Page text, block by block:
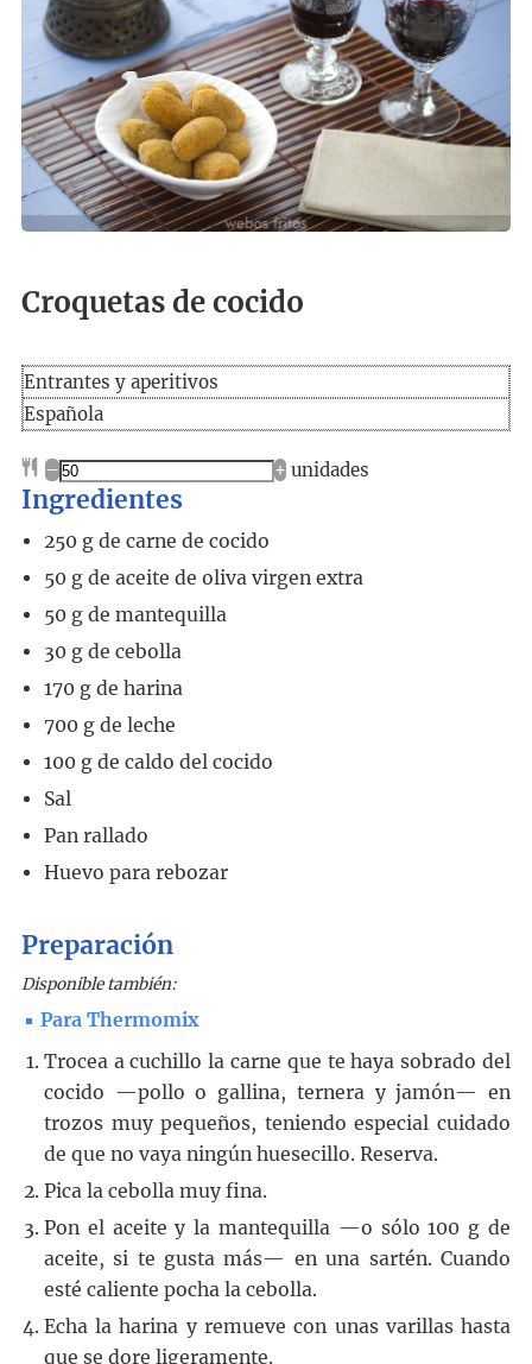
Croquetas de cocido
Entrantes y aperitivos
Española
– + unidades
Ingredientes
250 g de carne de cocido
50 g de aceite de oliva virgen extra
50 g de mantequilla
30 g de cebolla
170 g de harina
700 g de leche
100 g de caldo del cocido
Sal
Pan rallado
Huevo para rebozar
Preparación
Disponible también:
Para Thermomix
Trocea a cuchillo la carne que te haya sobrado del
cocido —pollo o gallina, ternera y jamón— en
trozos muy pequeños, teniendo especial cuidado
de que no vaya ningún huesecillo. Reserva.
Pica la cebolla muy fina.
Pon el aceite y la mantequilla —o sólo 100 g de
aceite, si te gusta más— en una sartén. Cuando
esté caliente pocha la cebolla.
Echa la harina y remueve con unas varillas hasta
que se dore ligeramente.